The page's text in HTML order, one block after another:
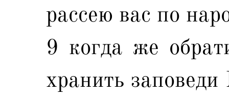
рассею вас по
9 когда же
хранить